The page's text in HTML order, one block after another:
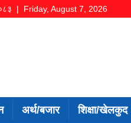
| Friday, August 7, 2026
अर्थ/बजार शिक्षा/खेलकुद